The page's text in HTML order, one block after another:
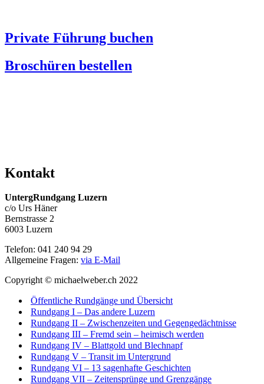
Private Führung buchen
Broschüren bestellen
Kontakt
UntergRundgang Luzern
c/o Urs Häner
Bernstrasse 2
6003 Luzern
Telefon: 041 240 94 29
Allgemeine Fragen: via E-Mail
Copyright © michaelweber.ch 2022
Öffentliche Rundgänge und Übersicht
Rundgang I – Das andere Luzern
Rundgang II – Zwischenzeiten und Gegengedächtnisse
Rundgang III – Fremd sein – heimisch werden
Rundgang IV – Blattgold und Blechnapf
Rundgang V – Transit im Untergrund
Rundgang VI – 13 sagenhafte Geschichten
Rundgang VII – Zeitensprünge und Grenzgänge